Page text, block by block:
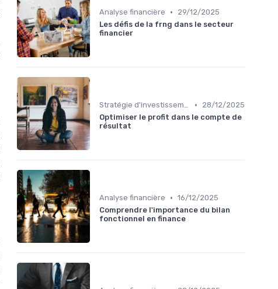
Analyse financière •
29/12/2025
Les défis de la frng dans le secteur
financier
Stratégie d'investissement •
28/12/2025
Optimiser le profit dans le compte de
résultat
Analyse financière • 16/12/2025
Comprendre l'importance du bilan
fonctionnel en finance